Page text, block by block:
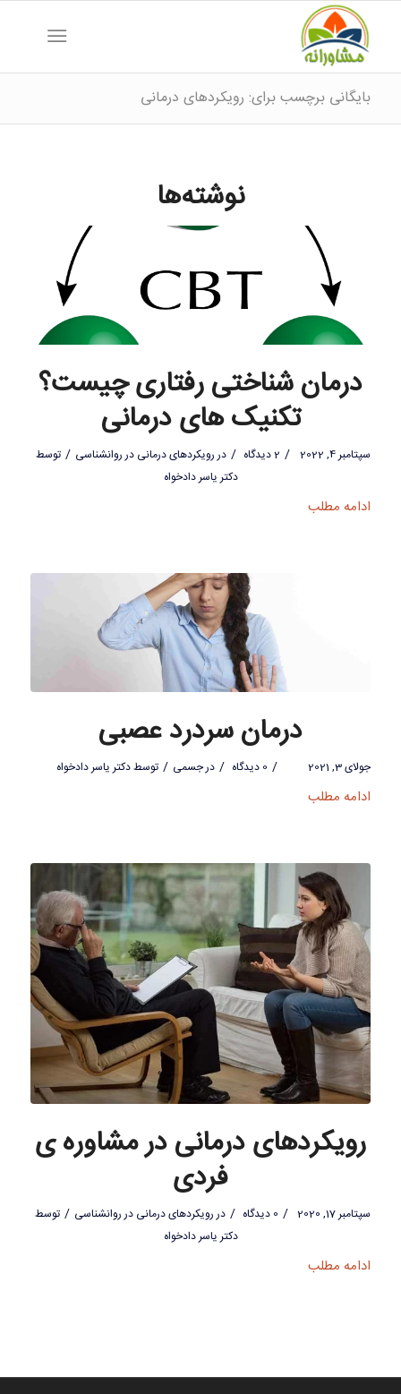
بایگانی برچسب برای: رویکردهای درمانی
نوشته‌ها
درمان شناختی رفتاری چیست؟
تکنیک های درمانی
سپتامبر 4, 2022 / 2 دیدگاه / دررویکردهای درمانی در روانشناسی / توسط
دکتر یاسر دادخواه
ادامه مطلب
درمان سردرد عصبی
جولای 3, 2021 / 0 دیدگاه / درجسمی / توسطدکتر یاسر دادخواه
ادامه مطلب
رویکردهای درمانی در مشاوره ی
فردی
سپتامبر 17, 2020 / 0 دیدگاه / در رویکردهای درمانی در روانشناسی / توسط
دکتر یاسر دادخواه
ادامه مطلب